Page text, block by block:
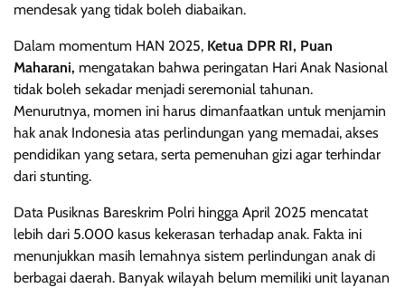
mendesak yang tidak boleh diabaikan.
Dalam momentum HAN 2025, Ketua DPR RI, Puan
Maharani, mengatakan bahwa peringatan Hari Anak Nasional
tidak boleh sekadar menjadi seremonial tahunan.
Menurutnya, momen ini harus dimanfaatkan untuk menjamin
hak anak Indonesia atas perlindungan yang memadai, akses
pendidikan yang setara, serta pemenuhan gizi agar terhindar
dari stunting.
Data Pusiknas Bareskrim Polri hingga April 2025 mencatat
lebih dari 5.000 kasus kekerasan terhadap anak. Fakta ini
menunjukkan masih lemahnya sistem perlindungan anak di
berbagai daerah. Banyak wilayah belum memiliki unit layanan